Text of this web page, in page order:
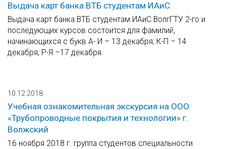
Выдача карт банка ВТБ студентам ИАиС
Выдача карт банка ВТБ студентам ИАиС ВолгГТУ 2-го и
последующих курсов состоится для фамилий,
начинающихся с букв А- И – 13 декабря; К-П – 14
декабря; Р-Я –17 декабря.
10.12.2018
Учебная ознакомительная экскурсия на ООО
«Трубопроводные покрытия и технологии» г.
Волжский
16 ноября 2018 г. группа студентов специальности